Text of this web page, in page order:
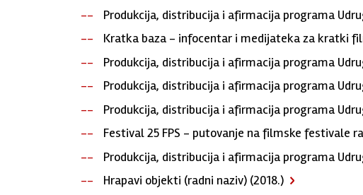
Produkcija, distribucija i afirmacija programa
Kratka baza - infocentar i medijateka za kratki
Produkcija, distribucija i afirmacija programa
Produkcija, distribucija i afirmacija programa
Produkcija, distribucija i afirmacija programa
Festival 25 FPS - putovanje na filmske festivale
Produkcija, distribucija i afirmacija programa
Hrapavi objekti (radni naziv) (2018.)